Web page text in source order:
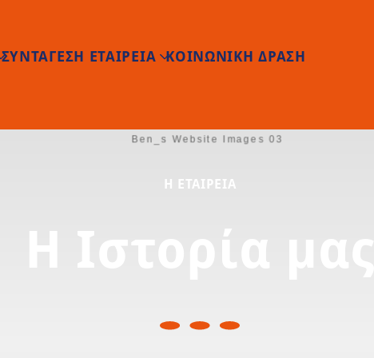
ΣΥΝΤΑΓΕΣΗ ΕΤΑΙΡΕΙΑ ΚΟΙΝΩΝΙΚΗ ΔΡΑΣΗ
Η ΕΤΑΙΡΕΊΑ
Η Ιστορία μας